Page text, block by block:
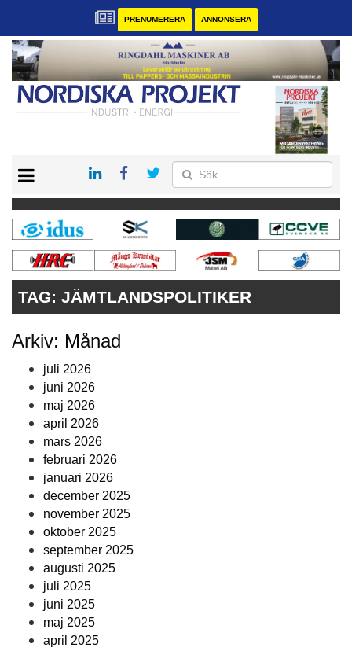
PRENUMERERA ANNONSERA
KONTAKT
VÅRA ANDRA MAGASIN
PRENUMERERA
ANNONSERA
TAG: JÄMTLANDSPOLITIKER
Arkiv: Månad
juli 2026
juni 2026
maj 2026
april 2026
mars 2026
februari 2026
januari 2026
december 2025
november 2025
oktober 2025
september 2025
augusti 2025
juli 2025
juni 2025
maj 2025
april 2025